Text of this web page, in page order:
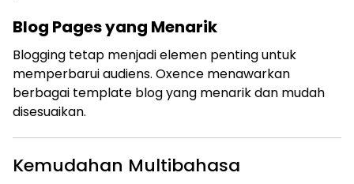
Blog Pages yang Menarik
Blogging tetap menjadi elemen penting untuk
memperbarui audiens. Oxence menawarkan
berbagai template blog yang menarik dan mudah
disesuaikan.
Kemudahan Multibahasa